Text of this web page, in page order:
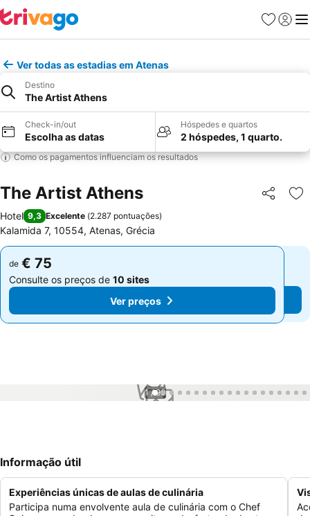
Favoritos
Iniciar
Ver todas as estadias em Atenas
Destino
The Artist Athens
Check-in/out
Escolha as datas
Hóspedes e quartos
2 hóspedes, 1 quarto.
Como os pagamentos influenciam os resultados
The Artist Athens Partilhar
Hotel 9,3 Excelente (2.287 pontuações)
Kalamida 7, 10554, Atenas, Grécia
de € 75
Consulte os preços de 10 sites
Ver preços
de € 75
Consulte os preços de 10 sites
Ver preços
1 / 90
Informação útil
Experiências únicas de aulas de culinária
Participa numa envolvente aula de culinária com o Chef